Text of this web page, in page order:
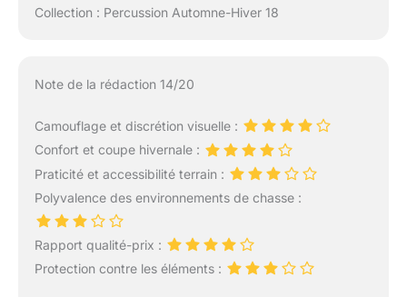
Collection : Percussion Automne-Hiver 18
Note de la rédaction 14/20
Camouflage et discrétion visuelle :
Confort et coupe hivernale :
Praticité et accessibilité terrain :
Polyvalence des environnements de chasse :
Rapport qualité-prix :
Protection contre les éléments :